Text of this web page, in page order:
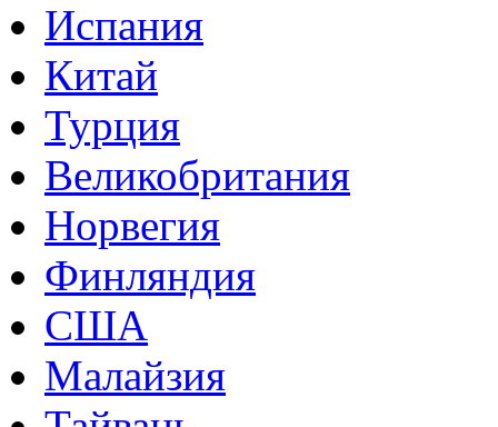
Испания
Китай
Турция
Великобритания
Норвегия
Финляндия
США
Малайзия